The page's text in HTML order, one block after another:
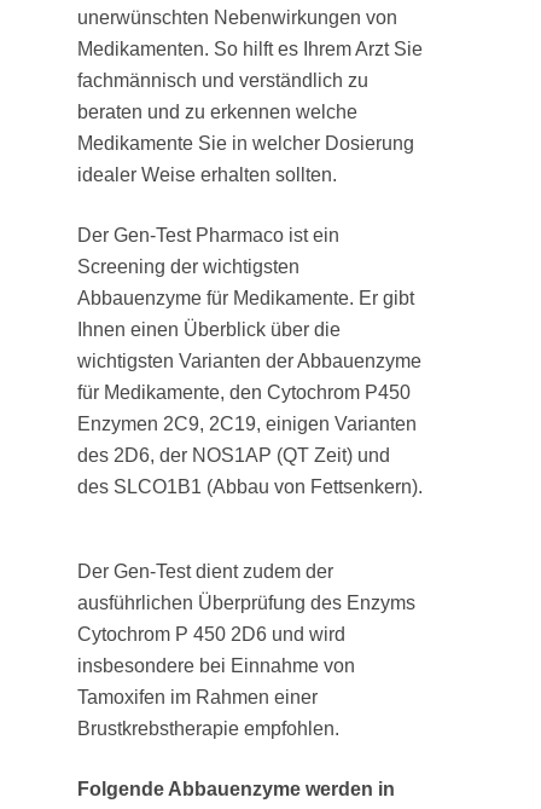
unerwünschten Nebenwirkungen von
Medikamenten. So hilft es Ihrem Arzt Sie
fachmännisch und verständlich zu
beraten und zu erkennen welche
Medikamente Sie in welcher Dosierung
idealer Weise erhalten sollten.
Der Gen-Test Pharmaco ist ein
Screening der wichtigsten
Abbauenzyme für Medikamente. Er gibt
Ihnen einen Überblick über die
wichtigsten Varianten der Abbauenzyme
für Medikamente, den Cytochrom P450
Enzymen 2C9, 2C19, einigen Varianten
des 2D6, der NOS1AP (QT Zeit) und
des SLCO1B1 (Abbau von Fettsenkern).
Der Gen-Test dient zudem der
ausführlichen Überprüfung des Enzyms
Cytochrom P 450 2D6 und wird
insbesondere bei Einnahme von
Tamoxifen im Rahmen einer
Brustkrebstherapie empfohlen.
Folgende Abbauenzyme werden in